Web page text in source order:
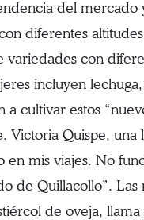
del mercado
diferentes
variedades con
incluyen
a cultivar estos
Victoria Quispe,
mis viajes. No
de Quillacollo”.
de oveja,